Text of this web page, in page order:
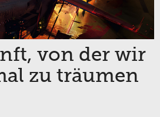
von der wir
zu träumen